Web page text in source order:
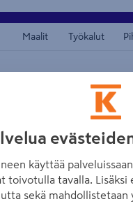
Maalit Työkalut
käyttää
toivotulla tavalla. Lisäksi
sekä mahdollistetaan